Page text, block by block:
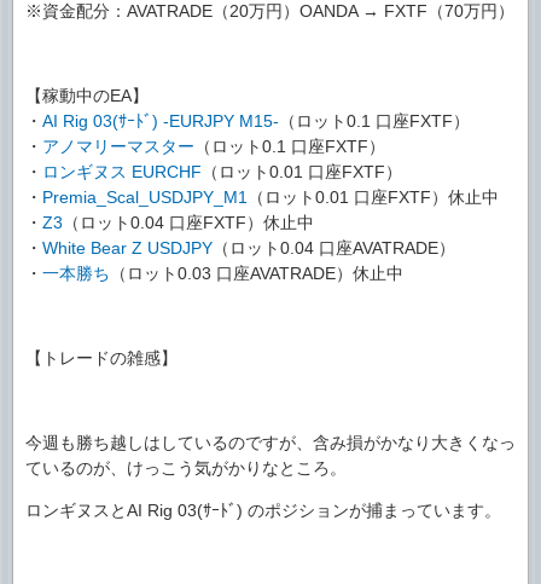
※資金配分：AVATRADE（20万円）OANDA → FXTF（70万円）
【稼動中のEA】
・ AI Rig 03(ｻｰﾄﾞ) -EURJPY M15- （ロット0.1 口座FXTF）
・ アノマリーマスター （ロット0.1 口座FXTF）
・ ロンギヌス EURCHF （ロット0.01 口座FXTF）
・ Premia_Scal_USDJPY_M1 （ロット0.01 口座FXTF）休止中
・ Z3 （ロット0.04 口座FXTF）休止中
・ White Bear Z USDJPY （ロット0.04 口座AVATRADE）
・ 一本勝ち （ロット0.03 口座AVATRADE）休止中
【トレードの雑感】
今週も勝ち越しはしているのですが、含み損がかなり大きくなっ
ているのが、けっこう気がかりなところ。
ロンギヌスとAI Rig 03(ｻｰﾄﾞ) のポジションが捕まっています。